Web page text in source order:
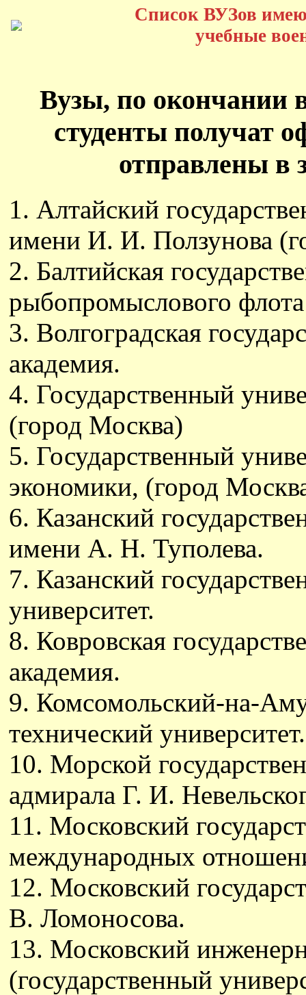
Список ВУЗов
учебные
Вузы, по окончании
студенты получат
отправлены в
1. Алтайский
имени И. И. Ползунова
2. Балтийская
рыбопромыслового
3. Волгоградская
академия.
4. Государственный
(город Москва)
5. Государственный
экономики, (город
6. Казанский
имени А. Н. Туполева.
7. Казанский
университет.
8. Ковровская
академия.
9. Комсомольский-на-
технический университет.
10. Морской
адмирала Г. И.
11. Московский
международных
12. Московский
В. Ломоносова.
13. Московский
(государственный